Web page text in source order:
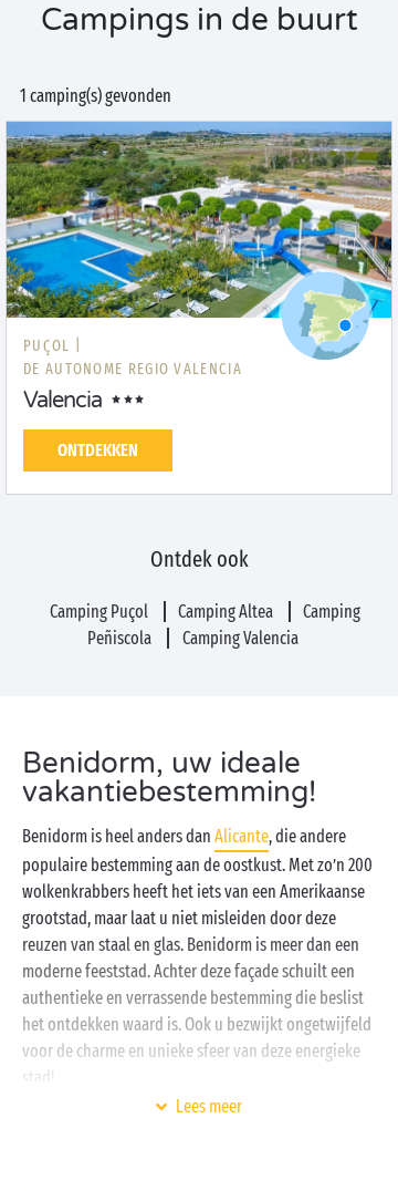
Campings in de buurt
1 camping(s) gevonden
PUÇOL |
DE AUTONOME REGIO VALENCIA
Valencia
ONTDEKKEN
Ontdek ook
Camping Puçol Camping Altea
Camping
Peñiscola
Camping Valencia
Benidorm, uw ideale
vakantiebestemming!
Benidorm is heel anders dan Alicante, die andere
populaire bestemming aan de oostkust. Met zo’n 200
wolkenkrabbers heeft het iets van een Amerikaanse
grootstad, maar laat u niet misleiden door deze
reuzen van staal en glas. Benidorm is meer dan een
moderne feeststad. Achter deze façade schuilt een
authentieke en verrassende bestemming die beslist
het ontdekken waard is. Ook u bezwijkt ongetwijfeld
voor de charme en unieke sfeer van deze energieke
stad!
Lees meer